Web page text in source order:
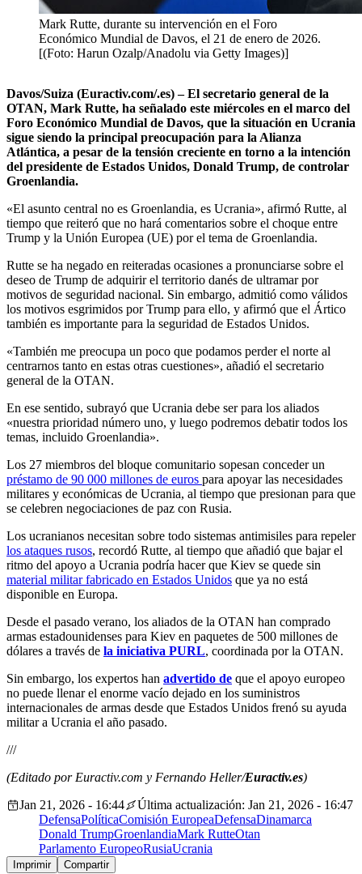
Mark Rutte, durante su intervención en el Foro
Económico Mundial de Davos, el 21 de enero de 2026.
[(Foto: Harun Ozalp/Anadolu via Getty Images)]
Davos/Suiza (Euractiv.com/.es) – El secretario general de la
OTAN, Mark Rutte, ha señalado este miércoles en el marco del
Foro Económico Mundial de Davos, que la situación en Ucrania
sigue siendo la principal preocupación para la Alianza
Atlántica, a pesar de la tensión creciente en torno a la intención
del presidente de Estados Unidos, Donald Trump, de controlar
Groenlandia.
«El asunto central no es Groenlandia, es Ucrania», afirmó Rutte, al
tiempo que reiteró que no hará comentarios sobre el choque entre
Trump y la Unión Europea (UE) por el tema de Groenlandia.
Rutte se ha negado en reiteradas ocasiones a pronunciarse sobre el
deseo de Trump de adquirir el territorio danés de ultramar por
motivos de seguridad nacional. Sin embargo, admitió como válidos
los motivos esgrimidos por Trump para ello, y afirmó que el Ártico
también es importante para la seguridad de Estados Unidos.
«También me preocupa un poco que podamos perder el norte al
centrarnos tanto en estas otras cuestiones», añadió el secretario
general de la OTAN.
En ese sentido, subrayó que Ucrania debe ser para los aliados
«nuestra prioridad número uno, y luego podremos debatir todos los
temas, incluido Groenlandia».
Los 27 miembros del bloque comunitario sopesan conceder un
préstamo de 90 000 millones de euros para apoyar las necesidades
militares y económicas de Ucrania, al tiempo que presionan para que
se celebren negociaciones de paz con Rusia.
Los ucranianos necesitan sobre todo sistemas antimisiles para repeler
los ataques rusos, recordó Rutte, al tiempo que añadió que bajar el
ritmo del apoyo a Ucrania podría hacer que Kiev se quede sin
material militar fabricado en Estados Unidos que ya no está
disponible en Europa.
Desde el pasado verano, los aliados de la OTAN han comprado
armas estadounidenses para Kiev en paquetes de 500 millones de
dólares a través de la iniciativa PURL, coordinada por la OTAN.
Sin embargo, los expertos han advertido de que el apoyo europeo
no puede llenar el enorme vacío dejado en los suministros
internacionales de armas desde que Estados Unidos frenó su ayuda
militar a Ucrania el año pasado.
///
(Editado por Euractiv.com y Fernando Heller/Euractiv.es)
Jan 21, 2026 - 16:44
Última actualización: Jan 21, 2026 - 16:47
DefensaPolíticaComisión EuropeaDefensaDinamarca
Donald TrumpGroenlandiaMark RutteOtan
Parlamento EuropeoRusiaUcrania
Imprimir Compartir